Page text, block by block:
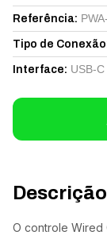
Descrição
O controle
Referência:
Tipo de Conexão
Interface: USB-